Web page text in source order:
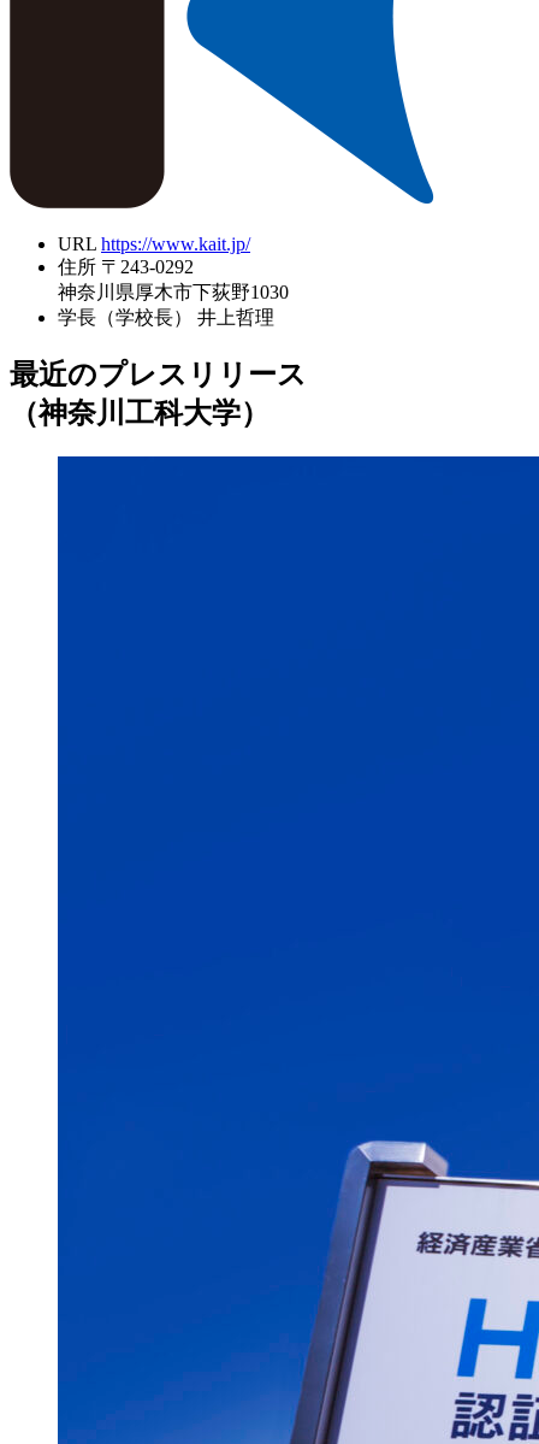
URL https://www.kait.jp/
住所 〒243-0292
神奈川県厚木市下荻野1030
学長（学校長）
井上哲理
最近のプレスリリース
（神奈川工科大学）